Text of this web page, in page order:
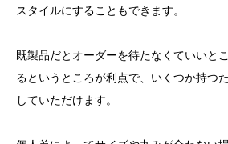
スタイルにすることもできます。
既製品だとオーダーを待たなくていいと
るというところが利点で、いくつか持つ
していただけます。